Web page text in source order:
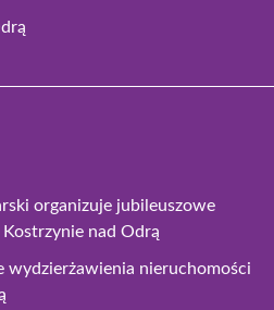
organizuje jubileuszowe
nad Odrą
wydzierżawienia nieruchomości